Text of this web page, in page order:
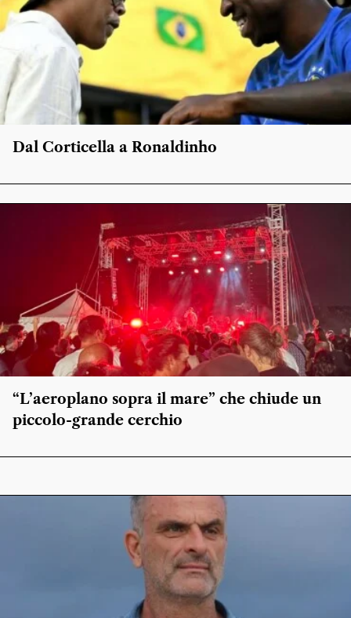
Dal Corticella a Ronaldinho
“L’aeroplano sopra il mare” che chiude un
piccolo-grande cerchio